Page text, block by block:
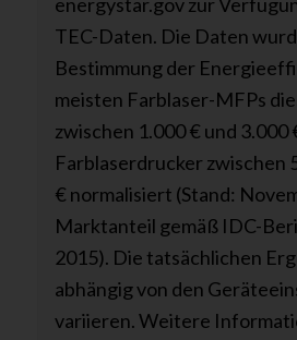
TEC-Daten. Die Daten
Bestimmung der
meisten Farblaser-MFPs
zwischen 1.000 € und 3.000
Farblaserdrucker zwischen
€ normalisiert (Stand:
Marktanteil gemäß IDC-
2015). Die tatsächlichen
abhängig von den
variieren. Weitere